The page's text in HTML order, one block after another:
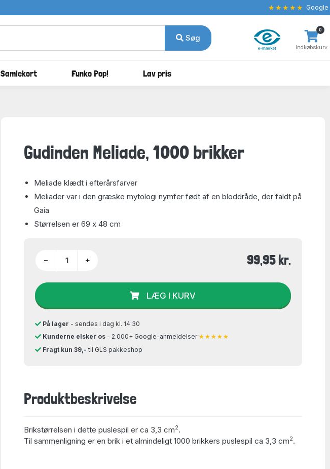
★★★★★ Google
Søg
Indkøbskurv
0
Samlekort Funko Pop! Lav pris
Gudinden Meliade, 1000 brikker
Meliade klædt i efterårsfarver
Meliader var i den græske mytologi nymfer født af en bloddråde, der faldt på
Gaia
Størrelsen er 69 x 48 cm
− + 99,95 kr.
LÆG I KURV
På lager - sendes i dag kl. 14:30
Kunderne elsker os - 2.000+ Google-anmeldelser ★★★★★
Fragt kun 39,- til GLS pakkeshop
Produktbeskrivelse
Brikstørrelsen i dette puslespil er ca 3,3 cm2.
Til sammenligning er en brik i et almindeligt 1000 brikkers puslespil ca 3,3 cm2.